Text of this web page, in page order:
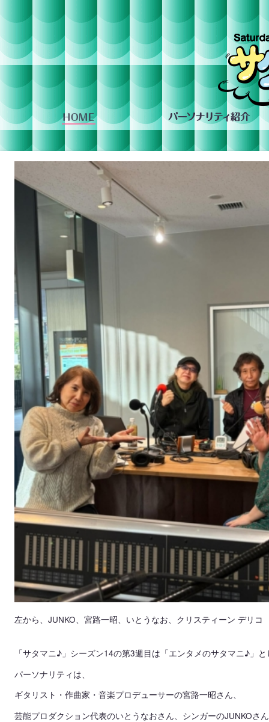
左から、JUNKO、宮路一昭、いとうなお、クリスティーン デリコ
「サタマニ♪」シーズン14の第3週目は「エンタメのサタマニ♪」
パーソナリティは、
ギタリスト・作曲家・音楽プロデューサーの宮路一昭さん、
芸能プロダクション代表のいとうなおさん、シンガーのJUNKOさ